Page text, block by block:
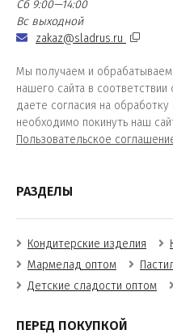
Сб 9:00—14:00
Вс выходной
zakaz@sladrus.ru
Мы получаем и
нашего сайта в соответствии
даете согласия на
необходимо покинуть наш
Пользовательское
РАЗДЕЛЫ
Кондитерские изделия
Мармелад оптом
Детские сладости оптом
ПЕРЕД ПОКУПКОЙ